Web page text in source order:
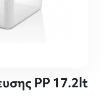
PP 17.2lt